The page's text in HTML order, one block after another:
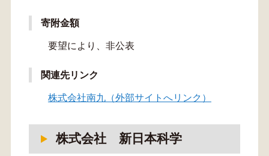
寄附金額
要望により、非公表
関連先リンク
株式会社南九（外部サイトへリンク）
株式会社 新日本科学